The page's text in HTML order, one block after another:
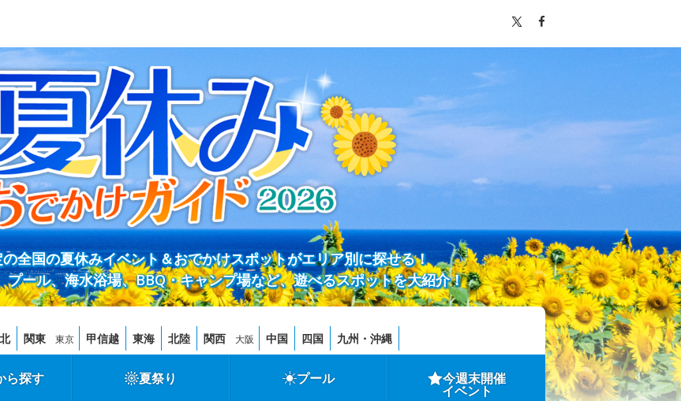
全国の夏休みイベント＆おでかけスポットがエリア別に探せる！
プール、海水浴場、BBQ・キャンプ場など、遊べるスポットを大紹介！
関東 東京 甲信越 東海 北陸 関西 大阪 中国 四国 九州・沖縄
ら探す 夏祭り プール 今週末開催
イベント